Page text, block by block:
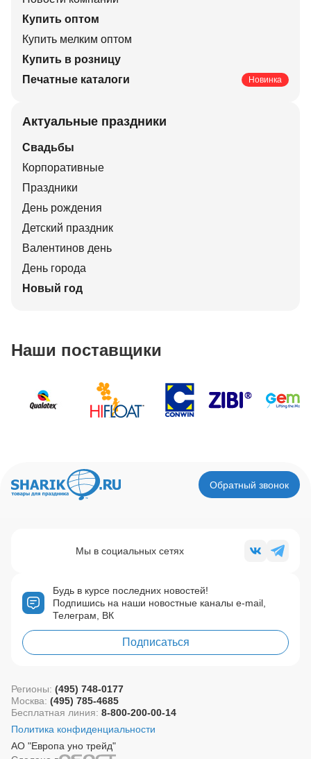
Купить оптом
Купить мелким оптом
Купить в розницу
Печатные каталоги
Новинка
Актуальные праздники
Свадьбы
Корпоративные
Праздники
День рождения
Детский праздник
Валентинов день
День города
Новый год
Наши поставщики
Обратный звонок
Будь в курсе последних новостей!
Подпишись на наши новостные каналы e-mail,
Телеграм, ВК
Подписаться
Мы в социальных сетях
АО "Европа уно трейд"
Регионы: (495) 748-0177
Москва: (495) 785-4685
Бесплатная линия: 8-800-200-00-14
Политика конфиденциальности